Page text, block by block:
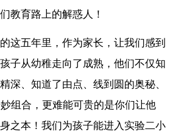
教育路上的解惑人！
这五年里，作为家长，让我们感到
子从幼稚走向了成熟，他们不仅知
深、知道了由点、线到圆的奥秘、
组合，更难能可贵的是你们让他
之本！我们为孩子能进入实验二小